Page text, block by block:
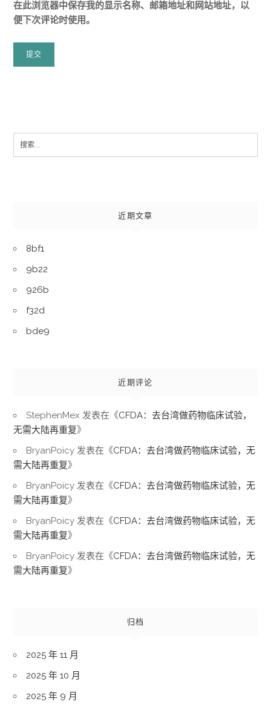
在此浏览器中保存我的显示名称、邮箱地址和网站地址，以
便下次评论时使用。
Search
for:
近期文章
8bf1
9b22
926b
f32d
bde9
近期评论
StephenMex 发表在《CFDA：去台湾做药物临床试验，
无需大陆再重复》
BryanPoicy 发表在《CFDA：去台湾做药物临床试验，无
需大陆再重复》
BryanPoicy 发表在《CFDA：去台湾做药物临床试验，无
需大陆再重复》
BryanPoicy 发表在《CFDA：去台湾做药物临床试验，无
需大陆再重复》
BryanPoicy 发表在《CFDA：去台湾做药物临床试验，无
需大陆再重复》
归档
2025 年 11 月
2025 年 10 月
2025 年 9 月